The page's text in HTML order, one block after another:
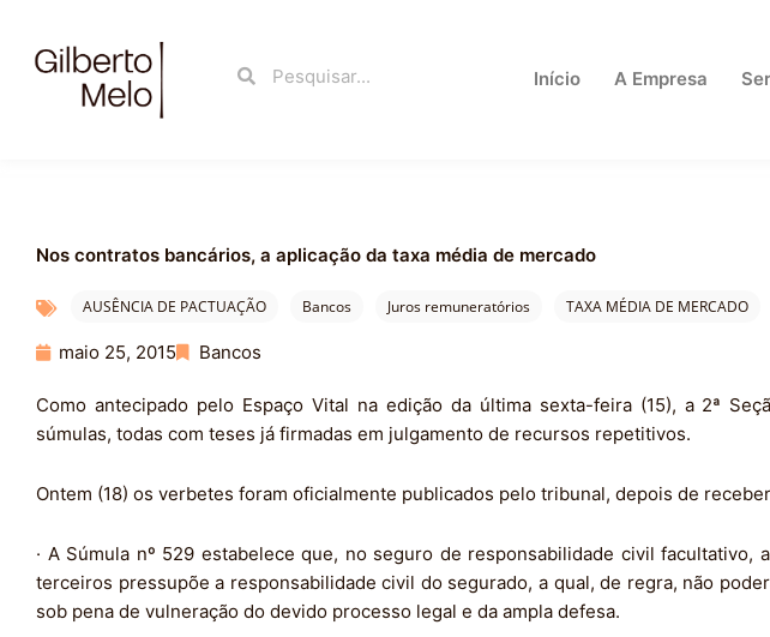
SearchSearch
Início A Empresa
Nos contratos bancários, a aplicação da taxa média de mercado
AUSÊNCIA DE PACTUAÇÃO Bancos Juros remuneratórios TAXA MÉDIA DE MERCADO
maio 25, 2015 Bancos
Como antecipado pelo Espaço Vital na edição da última sexta-feira (15), a 2ª
súmulas, todas com teses já firmadas em julgamento de recursos repetitivos.
Ontem (18) os verbetes foram oficialmente publicados pelo tribunal, depois de
· A Súmula nº 529 estabelece que, no seguro de responsabilidade civil
terceiros pressupõe a responsabilidade civil do segurado, a qual, de regra, não
sob pena de vulneração do devido processo legal e da ampla defesa.